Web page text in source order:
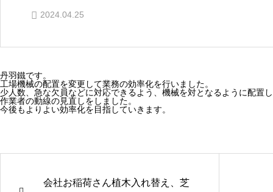
2024.04.25
丹羽鐵です。
工場機械の配置を変更して業務の効率化を行いました。
少人数、急な欠員などに対応できるよう、機械を対となるように配置
作業者の動線の見直しをしました。
今後もよりよい効率化を目指していきます。
会社お稲荷さん植木入れ替え、芝